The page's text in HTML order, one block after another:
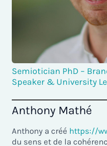
Semiotician PhD –
Speaker & University
Anthony Mathé
Anthony a créé https://
du sens et de la